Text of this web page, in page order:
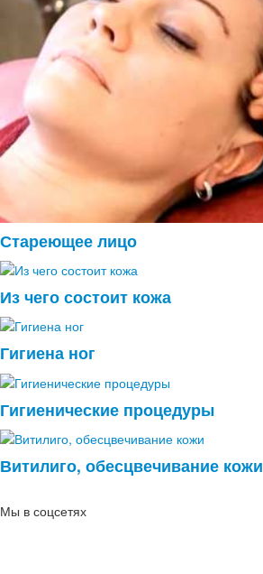
Стареющее лицо
Из чего состоит кожа
Гигиена ног
Гигиенические процедуры
Витилиго, обесцвечивание кожи
Мы в соцсетях